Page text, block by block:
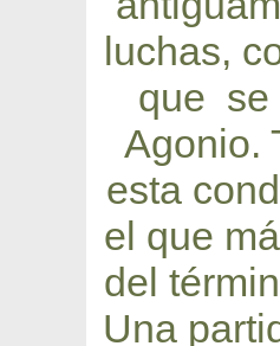
luchas,
que se
Agonio.
esta
el que
del
Una